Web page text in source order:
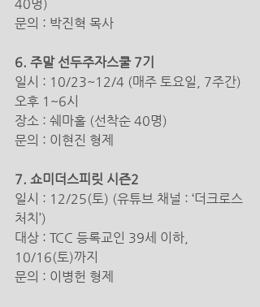
40명)
문의 : 박진혁 목사
6. 주말 선두주자스쿨 7기
일시 : 10/23~12/4 (매주 토요일, 7주간)
오후 1~6시
장소 : 쉐마홀 (선착순 40명)
문의 : 이현진 형제
7. 쇼미더스피릿 시즌2
일시 : 12/25(토) (유튜브 채널 : ‘더크로스
처치’)
대상 : TCC 등록교인 39세 이하,
10/16(토)까지
문의 : 이병헌 형제